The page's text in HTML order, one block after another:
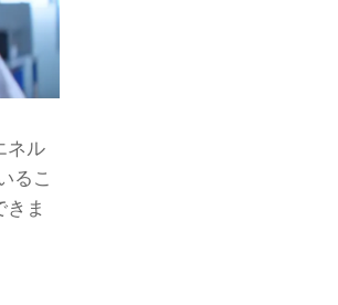
ネル
るこ
きま